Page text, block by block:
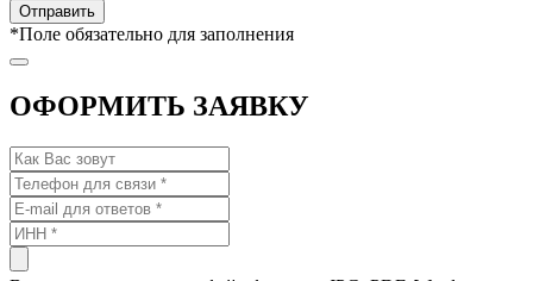
*Поле обязательно для заполнения
ОФОРМИТЬ ЗАЯВКУ